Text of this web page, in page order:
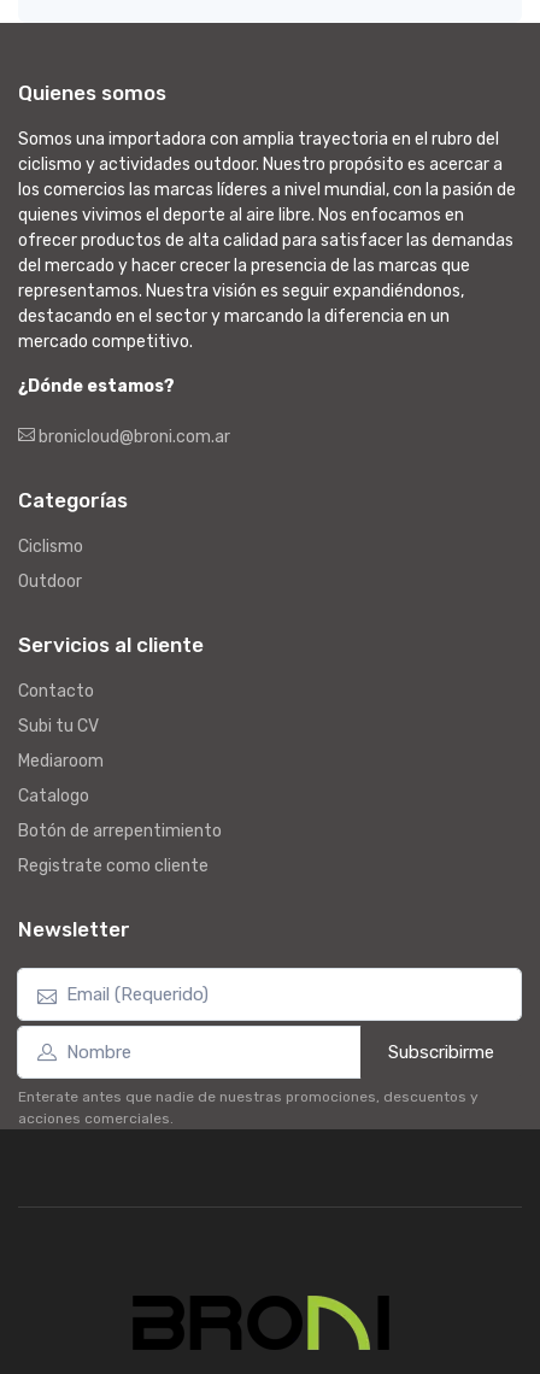
Quienes somos
Somos una importadora con amplia trayectoria en el rubro del
ciclismo y actividades outdoor. Nuestro propósito es acercar a
los comercios las marcas líderes a nivel mundial, con la pasión de
quienes vivimos el deporte al aire libre. Nos enfocamos en
ofrecer productos de alta calidad para satisfacer las demandas
del mercado y hacer crecer la presencia de las marcas que
representamos. Nuestra visión es seguir expandiéndonos,
destacando en el sector y marcando la diferencia en un
mercado competitivo.
¿Dónde estamos?
bronicloud@broni.com.ar
Categorías
Ciclismo
Outdoor
Servicios al cliente
Contacto
Subi tu CV
Mediaroom
Catalogo
Botón de arrepentimiento
Registrate como cliente
Newsletter
Subscribirme
Enterate antes que nadie de nuestras promociones, descuentos y
acciones comerciales.